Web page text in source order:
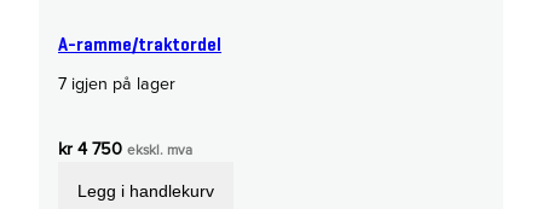
A-ramme/traktordel
7 igjen på lager
kr4 750 ekskl. mva
Legg i handlekurv